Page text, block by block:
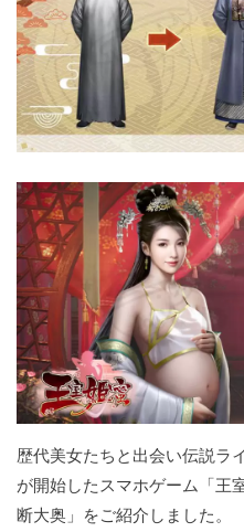
歴代美女たちと出会い伝説ラ
が開始したスマホゲーム「王
断大奥」をご紹介しました。